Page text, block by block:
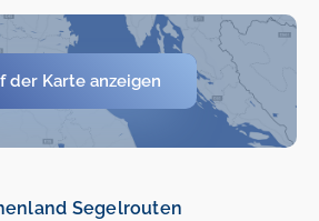
der Karte anzeigen
Segelrouten